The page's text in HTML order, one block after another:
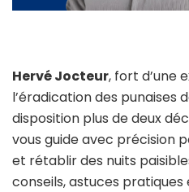
Hervé Jocteur, fort d’une
l’éradication des punaises
disposition plus de deux
vous guide avec précision
et rétablir des nuits
conseils, astuces